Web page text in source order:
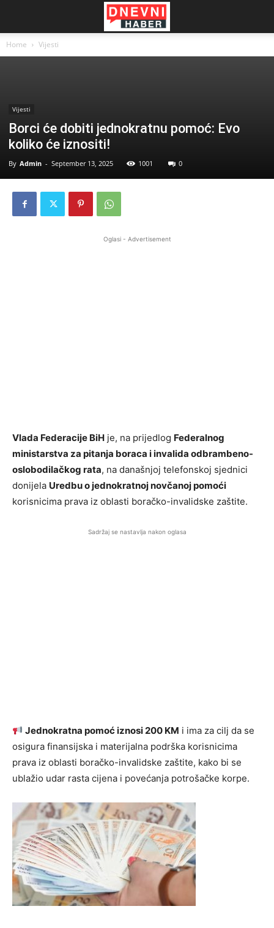
Home Vijesti
Vijesti
Borci će dobiti jednokratnu pomoć: Evo
koliko će iznositi!
By Admin - September 13, 2025 1001 0
Oglasi - Advertisement
Vlada Federacije BiH je, na prijedlog Federalnog
ministarstva za pitanja boraca i invalida odbrambeno-
oslobodilačkog rata, na današnjoj telefonskoj sjednici
donijela Uredbu o jednokratnoj novčanoj pomoći
korisnicima prava iz oblasti boračko-invalidske zaštite.
Sadržaj se nastavlja nakon oglasa
Jednokratna pomoć iznosi 200 KM i ima za cilj da se
osigura finansijska i materijalna podrška korisnicima
prava iz oblasti boračko-invalidske zaštite, kako bi se
ublažio udar rasta cijena i povećanja potrošačke korpe.